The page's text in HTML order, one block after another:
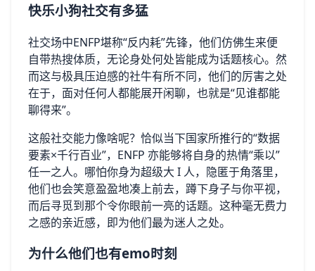
快乐小狗社交有多猛
社交场中ENFP堪称“反内耗”先锋，他们仿佛生来便
自带热搜体质，无论身处何处皆能成为话题核心。然
而这与极具压迫感的社牛有所不同，他们的厉害之处
在于，面对任何人都能展开闲聊，也就是“见谁都能
聊得来”。
这般社交能力像啥呢？恰似当下国家所推行的“数据
要素×千行百业”，ENFP 亦能够将自身的热情“乘以”
任一之人。哪怕你身为超级大 I 人，隐匿于角落里，
他们也会笑意盈盈地凑上前去，蹲下身子与你平视，
而后寻觅到那个令你眼前一亮的话题。这种毫无费力
之感的亲近感，即为他们最为迷人之处。
为什么他们也有emo时刻